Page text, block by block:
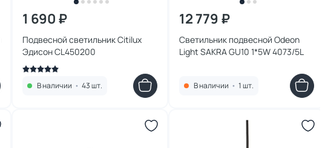
1 690 ₽
Подвесной светильник Citilux
Эдисон CL450200
В наличии • 43 шт.
12 779 ₽
Светильник подвесной Odeon
Light SAKRA GU10 1*5W 4073/5L
В наличии • 1 шт.